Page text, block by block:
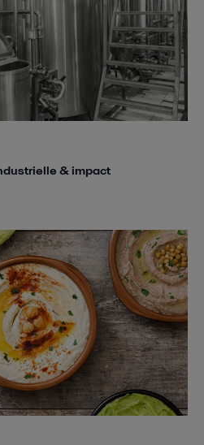
& impact